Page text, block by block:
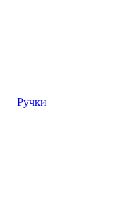
Ручки